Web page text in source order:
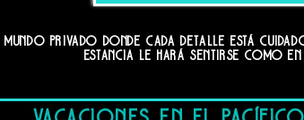
mundo privado donde cada detalle está
estancia le hará sentirse como en